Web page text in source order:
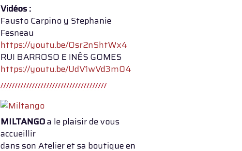
Vidéos :
Fausto Carpino y Stephanie
Fesneau
https://youtu.be/Osr2nShtWx4
RUI BARROSO E INÊS GOMES
https://youtu.be/UdV1wVd3m04
MILTANGOa le plaisir de vous
accueillir
dans son Atelier et sa boutique en